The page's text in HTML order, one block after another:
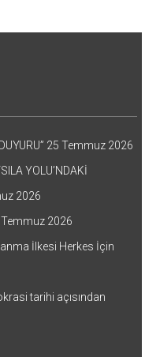
25 Temmuz 2026
YOLU’NDAKİ
2026
2026
İlkesi Herkes İçin
tarihi açısından